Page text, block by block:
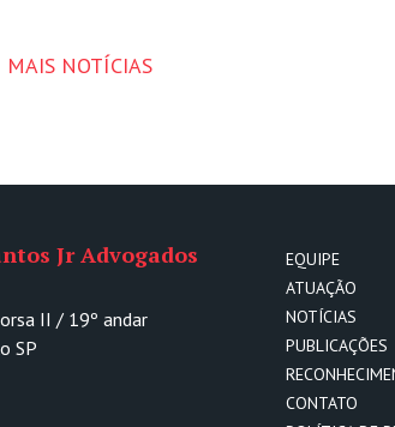
MAIS NOTÍCIAS
Jr Advogados
II / 19º andar
SP
EQUIPE
ATUAÇÃO
NOTÍCIAS
PUBLICAÇÕES
CONTATO